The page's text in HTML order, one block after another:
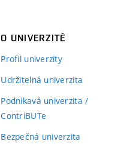
O UNIVERZITĚ
Profil univerzity
Udržitelná univerzita
Podnikavá univerzita /
ContriBUTe
Bezpečná univerzita